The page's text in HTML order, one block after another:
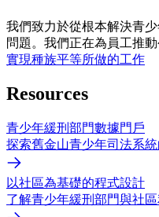
我們致力於從根本解決青
問題。我們正在為員工推
實現種族平等所做的工作
Resources
青少年緩刑部門數據門戶
探索舊金山青少年司法系統
以社區為基礎的程式設計
了解青少年緩刑部門與社